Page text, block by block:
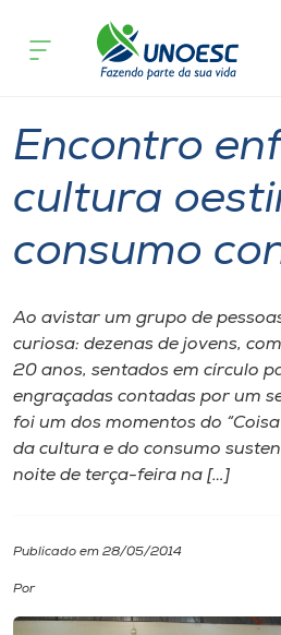
Cursos
Pesquisa
Atendimento ao Estudante
Portal de Ensino
A
Unoesc
Internacionalização
acontece
Encontro
cultura
consumo
Ao avistar um grupo de
curiosa: dezenas de jovens,
20 anos, sentados em círculo
engraçadas contadas por um
foi um dos momentos do
da cultura e do consumo
noite de terça-feira na […]
Publicado em 28/05/2014
Por